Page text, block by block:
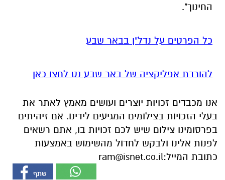
החינוך".
כל הפרטים על נדל"ן בבאר שבע
להורדת אפליקציה של באר שבע נט לחצו כאן
אנו מכבדים זכויות יוצרים ועושים מאמץ לאתר את
בעלי הזכויות בצילומים המגיעים לידינו. אם זיהיתים
בפרסומינו צילום שיש לכם זכויות בו, אתם רשאים
לפנות אלינו ולבקש לחדול מהשימוש באמצעות
כתובת המייל:ram@isnet.co.il